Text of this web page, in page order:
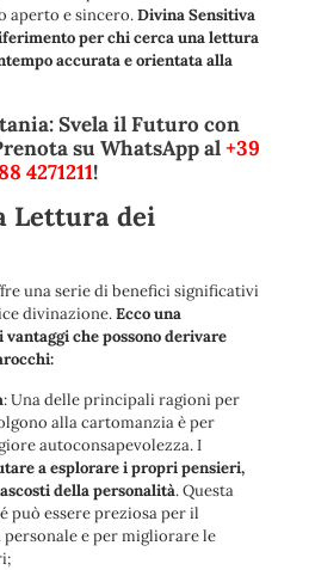
aperto e sincero.Divina Sensitiva
per chi cerca una lettura
accurata e orientata alla
Svela il Futuro con
su WhatsApp al+39
4271211!
Lettura dei
una serie di benefici significativi
divinazione.Ecco una
che possono derivare
: Una delle principali ragioni per
alla cartomanzia è per
autoconsapevolezza. I
a esplorare i propri pensieri,
della personalità. Questa
può essere preziosa per il
e per migliorare le